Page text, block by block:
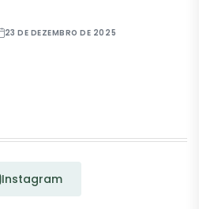
23 DE DEZEMBRO DE 2025
Instagram